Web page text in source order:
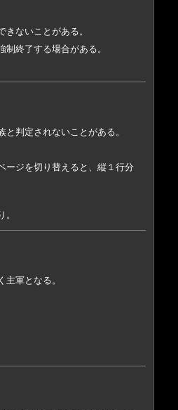
ないことがある。
終了する場合がある。
判定されないことがある。
ージを切り替えると、縦１行分
軍となる。